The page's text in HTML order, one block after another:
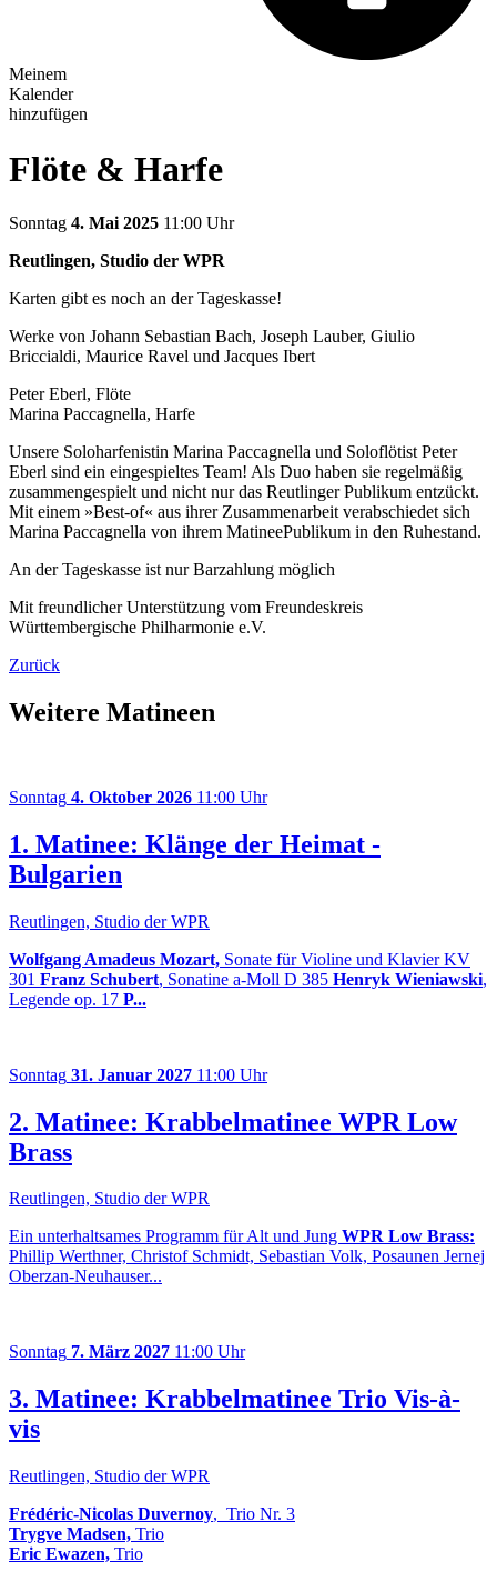
Meinem
Kalender
hinzufügen
Flöte & Harfe
Sonntag 4. Mai 2025 11:00 Uhr
Reutlingen, Studio der WPR
Karten gibt es noch an der Tageskasse!
Werke von Johann Sebastian Bach, Joseph Lauber, Giulio
Briccialdi, Maurice Ravel und Jacques Ibert
Peter Eberl, Flöte
Marina Paccagnella, Harfe
Unsere Soloharfenistin Marina Paccagnella und Soloflötist Peter
Eberl sind ein eingespieltes Team! Als Duo haben sie regelmäßig
zusammengespielt und nicht nur das Reutlinger Publikum entzückt.
Mit einem »Best-of« aus ihrer Zusammenarbeit verabschiedet sich
Marina Paccagnella von ihrem MatineePublikum in den Ruhestand.
An der Tageskasse ist nur Barzahlung möglich
Mit freundlicher Unterstützung vom Freundeskreis
Württembergische Philharmonie e.V.
Zurück
Weitere Matineen
Sonntag 4. Oktober 2026 11:00 Uhr
1. Matinee: Klänge der Heimat -
Bulgarien
Reutlingen, Studio der WPR
Wolfgang Amadeus Mozart, Sonate für Violine und Klavier KV
301 Franz Schubert, Sonatine a-Moll D 385 Henryk Wieniawski,
Legende op. 17 P...
Sonntag 31. Januar 2027 11:00 Uhr
2. Matinee: Krabbelmatinee WPR Low
Brass
Reutlingen, Studio der WPR
Ein unterhaltsames Programm für Alt und Jung WPR Low Brass:
Phillip Werthner, Christof Schmidt, Sebastian Volk, Posaunen Jernej
Oberzan-Neuhauser...
Sonntag 7. März 2027 11:00 Uhr
3. Matinee: Krabbelmatinee Trio Vis-à-
vis
Reutlingen, Studio der WPR
Frédéric-Nicolas Duvernoy, Trio Nr. 3
Trygve Madsen, Trio
Eric Ewazen, Trio